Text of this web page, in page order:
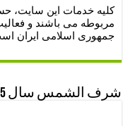
کلیه خدمات این سایت،
مربوطه می باشند و
جمهوری اسلامی ایران
شرف الشمس سال 1405